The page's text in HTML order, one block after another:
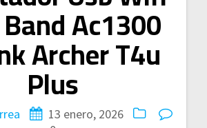
Ac1300
Archer T4u
Plus
13 enero, 2026